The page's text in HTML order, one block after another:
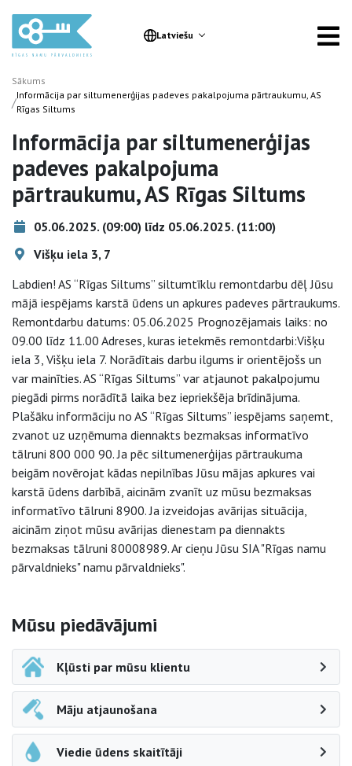
Latviešu
Sākums
/Informācija par siltumenerģijas padeves pakalpojuma pārtraukumu, AS
Rīgas Siltums
Informācija par siltumenerģijas
padeves pakalpojuma
pārtraukumu, AS Rīgas Siltums
05.06.2025. (09:00) līdz 05.06.2025. (11:00)
Višķu iela 3, 7
Labdien! AS “Rīgas Siltums” siltumtīklu remontdarbu dēļ Jūsu
mājā iespējams karstā ūdens un apkures padeves pārtraukums.
Remontdarbu datums: 05.06.2025 Prognozējamais laiks: no
09.00 līdz 11.00 Adreses, kuras ietekmēs remontdarbi:Višķu
iela 3, Višķu iela 7. Norādītais darbu ilgums ir orientējošs un
var mainīties. AS “Rīgas Siltums” var atjaunot pakalpojumu
piegādi pirms norādītā laika bez iepriekšēja brīdinājuma.
Plašāku informāciju no AS “Rīgas Siltums” iespējams saņemt,
zvanot uz uzņēmuma diennakts bezmaksas informatīvo
tālruni 800 000 90. Ja pēc siltumenerģijas pārtraukuma
beigām novērojat kādas nepilnības Jūsu mājas apkures vai
karstā ūdens darbībā, aicinām zvanīt uz mūsu bezmaksas
informatīvo tālruni 8900. Ja izveidojas avārijas situācija,
aicinām ziņot mūsu avārijas dienestam pa diennakts
bezmaksas tālruni 80008989. Ar cieņu Jūsu SIA "Rīgas namu
pārvaldnieks" namu pārvaldnieks".
Sāna navigācija
Mūsu piedāvājumi
Kļūsti par mūsu klientu
Māju atjaunošana
Viedie ūdens skaitītāji